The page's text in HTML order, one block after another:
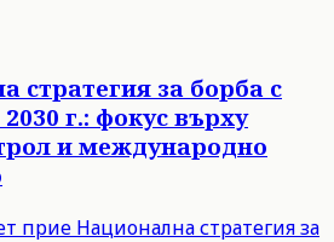
стратегия за борба с
г.: фокус върху
и международно
прие Национална стратегия за